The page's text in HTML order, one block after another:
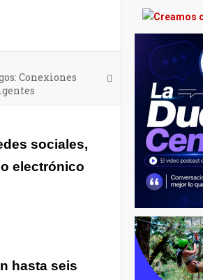
Conexiones
sociales,
electrónico
hasta seis